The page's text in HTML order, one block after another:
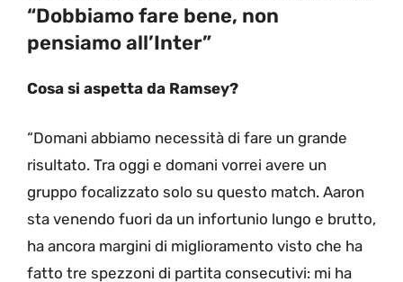
“Dobbiamo fare bene, non
pensiamo all’Inter”
Cosa si aspetta da Ramsey?
“Domani abbiamo necessità di fare un grande
risultato. Tra oggi e domani vorrei avere un
gruppo focalizzato solo su questo match. Aaron
sta venendo fuori da un infortunio lungo e brutto,
ha ancora margini di miglioramento visto che ha
fatto tre spezzoni di partita consecutivi: mi ha